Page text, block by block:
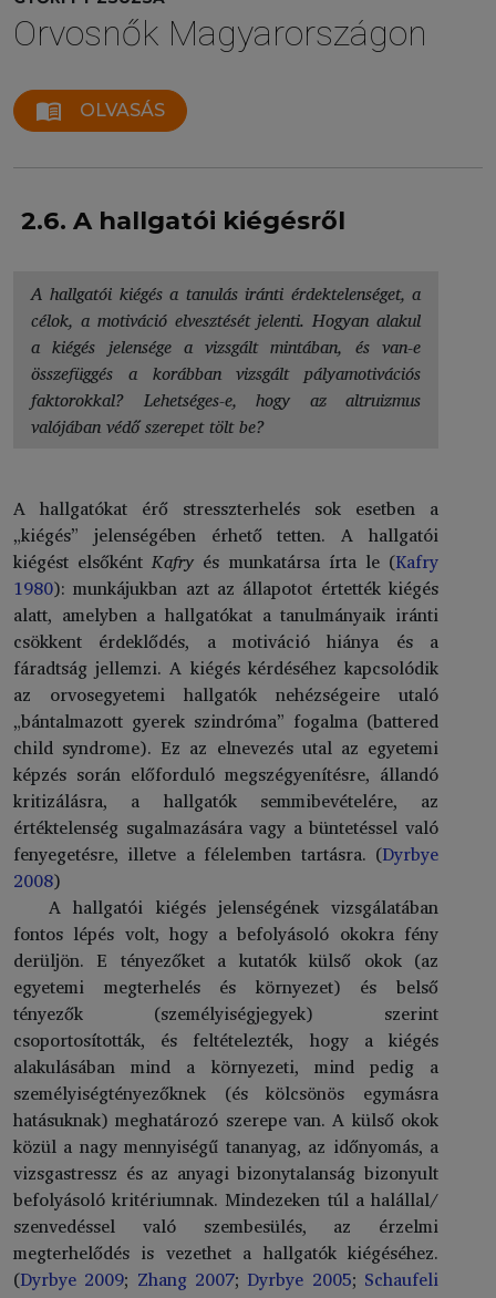
Orvosnők Magyarországon
menu_book OLVASÁS
2.6. A hallgatói kiégésről
A hallgatói kiégés a tanulás iránti érdektelenséget, a
célok, a motiváció elvesztését jelenti. Hogyan alakul
a kiégés jelensége a vizsgált mintában, és van-e
összefüggés a korábban vizsgált pályamotivációs
faktorokkal? Lehetséges-e, hogy az altruizmus
valójában védő szerepet tölt be?
A hallgatókat érő stresszterhelés sok esetben a
„kiégés” jelenségében érhető tetten. A hallgatói
kiégést elsőkéntKafry és munkatársa írta le (Kafry
1980): munkájukban azt az állapotot értették kiégés
alatt, amelyben a hallgatókat a tanulmányaik iránti
csökkent érdeklődés, a motiváció hiánya és a
fáradtság jellemzi. A kiégés kérdéséhez kapcsolódik
az orvosegyetemi hallgatók nehézségeire utaló
„bántalmazott gyerek szindróma” fogalma (battered
child syndrome). Ez az elnevezés utal az egyetemi
képzés során előforduló megszégyenítésre, állandó
kritizálásra, a hallgatók semmibevételére, az
értéktelenség sugalmazására vagy a büntetéssel való
fenyegetésre, illetve a félelemben tartásra. (Dyrbye
2008)
A hallgatói kiégés jelenségének vizsgálatában
fontos lépés volt, hogy a befolyásoló okokra fény
derüljön. E tényezőket a kutatók külső okok (az
egyetemi megterhelés és környezet) és belső
tényezők (személyiségjegyek) szerint
csoportosították, és feltételezték, hogy a kiégés
alakulásában mind a környezeti, mind pedig a
személyiségtényezőknek (és kölcsönös egymásra
hatásuknak) meghatározó szerepe van. A külső okok
közül a nagy mennyiségű tananyag, az időnyomás, a
vizsgastressz és az anyagi bizonytalanság bizonyult
befolyásoló kritériumnak. Mindezeken túl a halállal/
szenvedéssel való szembesülés, az érzelmi
megterhelődés is vezethet a hallgatók kiégéséhez.
(Dyrbye 2009; Zhang 2007; Dyrbye 2005; Schaufeli